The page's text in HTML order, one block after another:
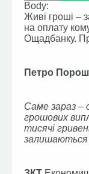
Body:
Живі гроші –
на оплату
Ощадбанку.
Петро
Саме зараз –
грошових
тисячі
залишаються